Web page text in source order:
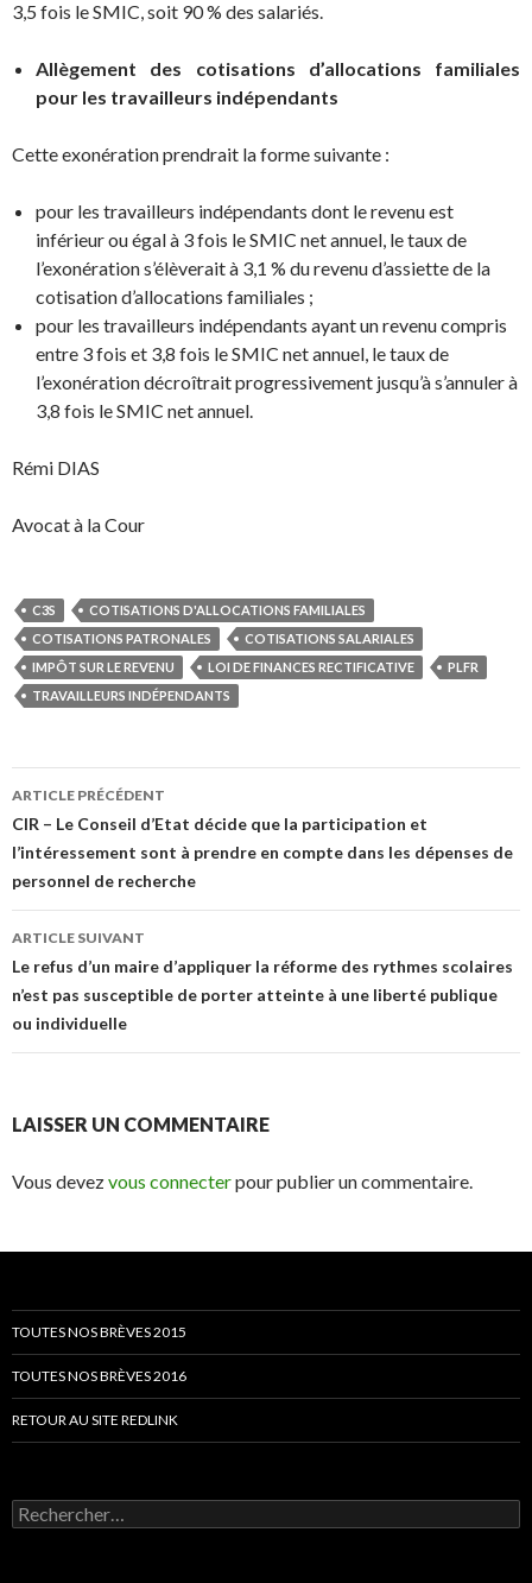
3,5 fois le SMIC, soit 90 % des salariés.
Allègement des cotisations d’allocations familiales
pour les travailleurs indépendants
Cette exonération prendrait la forme suivante :
pour les travailleurs indépendants dont le revenu est
inférieur ou égal à 3 fois le SMIC net annuel, le taux de
l’exonération s’élèverait à 3,1 % du revenu d’assiette de la
cotisation d’allocations familiales ;
pour les travailleurs indépendants ayant un revenu compris
entre 3 fois et 3,8 fois le SMIC net annuel, le taux de
l’exonération décroîtrait progressivement jusqu’à s’annuler à
3,8 fois le SMIC net annuel.
Rémi DIAS
Avocat à la Cour
C3S
COTISATIONS D'ALLOCATIONS FAMILIALES
COTISATIONS PATRONALES
COTISATIONS SALARIALES
IMPÔT SUR LE REVENU
LOI DE FINANCES RECTIFICATIVE
PLFR
TRAVAILLEURS INDÉPENDANTS
Navigation
des
articles
ARTICLE PRÉCÉDENT
CIR – Le Conseil d’Etat décide que la participation et
l’intéressement sont à prendre en compte dans les dépenses de
personnel de recherche
ARTICLE SUIVANT
Le refus d’un maire d’appliquer la réforme des rythmes scolaires
n’est pas susceptible de porter atteinte à une liberté publique
ou individuelle
LAISSER UN COMMENTAIRE
Vous devezvous connecterpour publier un commentaire.
TOUTES NOS BRÈVES 2015
TOUTES NOS BRÈVES 2016
RETOUR AU SITE REDLINK
Rechercher :